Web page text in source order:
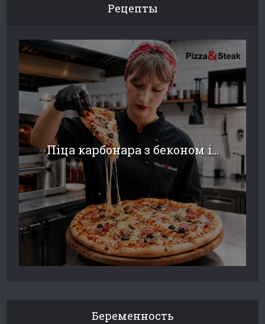
Рецепты
Піца карбонара з беконом і...
Беременность